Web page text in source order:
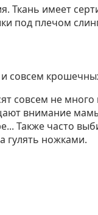
Ткань имеет
под плечом
совсем
совсем не
внимание
Также часто
гулять ножками.